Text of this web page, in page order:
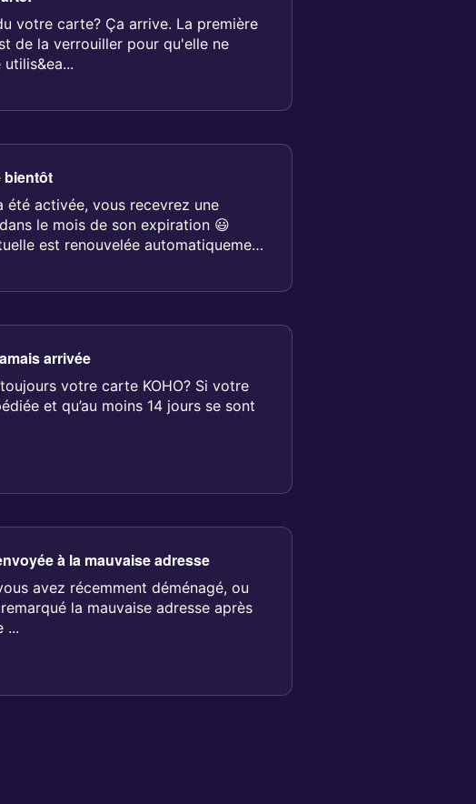
votre carte? Ça arrive. La première
de la verrouiller pour qu'elle ne
bientôt
été activée, vous recevrez une
le mois de son expiration 😃
est renouvelée automatiquement,
arrivée
votre carte KOHO? Si votre
et qu’au moins 14 jours se sont
à la mauvaise adresse
avez récemment déménagé, ou
la mauvaise adresse après
...